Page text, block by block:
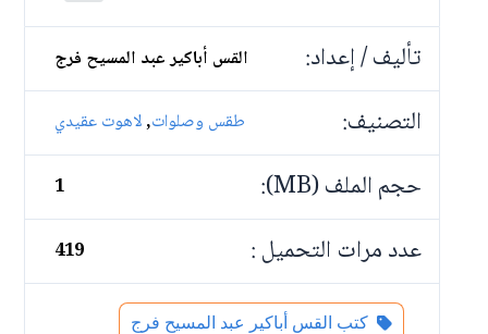
تأليف / إعداد:
القس أباكير عبد المسيح فرج
التصنيف: طقس وصلوات,لاهوت عقيدي
حجم الملف (MB): 1
عدد مرات التحميل : 419
كتب القس أباكير عبد المسيح فرج